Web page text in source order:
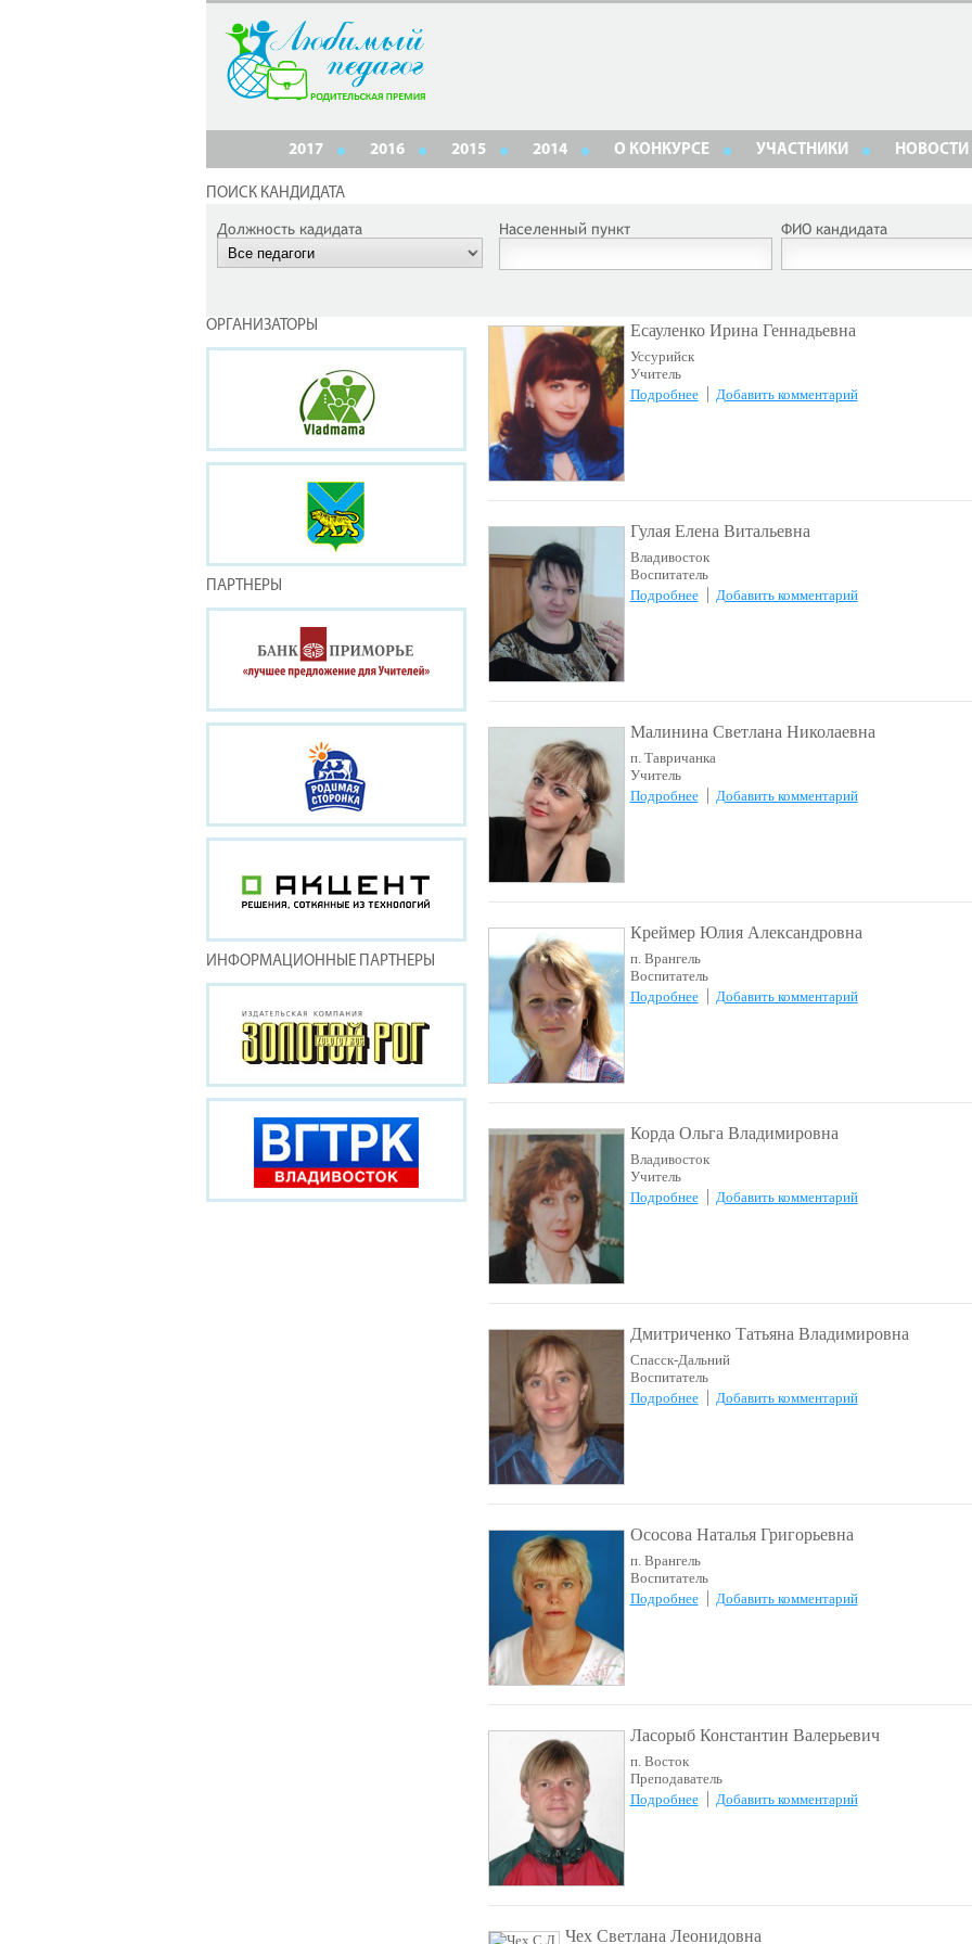
2017 2016 2015 2014 О КОНКУРСЕ УЧАСТНИКИ НОВОСТИ
ПОИСК КАНДИДАТА
Должность кадидата Населенный пункт ФИО кандидата
ОРГАНИЗАТОРЫ
ПАРТНЕРЫ
ИНФОРМАЦИОННЫЕ ПАРТНЕРЫ
Есауленко Ирина Геннадьевна
Уссурийск
Учитель
Подробнее
Добавить комментарий
Гулая Елена Витальевна
Владивосток
Воспитатель
Подробнее
Добавить комментарий
Малинина Светлана Николаевна
п. Тавричанка
Учитель
Подробнее
Добавить комментарий
Креймер Юлия Александровна
п. Врангель
Воспитатель
Подробнее
Добавить комментарий
Корда Ольга Владимировна
Владивосток
Учитель
Подробнее
Добавить комментарий
Дмитриченко Татьяна Владимировна
Спасск-Дальний
Воспитатель
Подробнее
Добавить комментарий
Ососова Наталья Григорьевна
п. Врангель
Воспитатель
Подробнее
Добавить комментарий
Ласорыб Константин Валерьевич
п. Восток
Преподаватель
Подробнее
Добавить комментарий
Чех Светлана Леонидовна